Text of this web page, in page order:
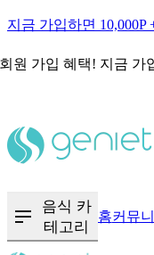
지금 가입하면 10,000P
원 가입 혜택! 지금 가
음식 카
테고리
홈커뮤